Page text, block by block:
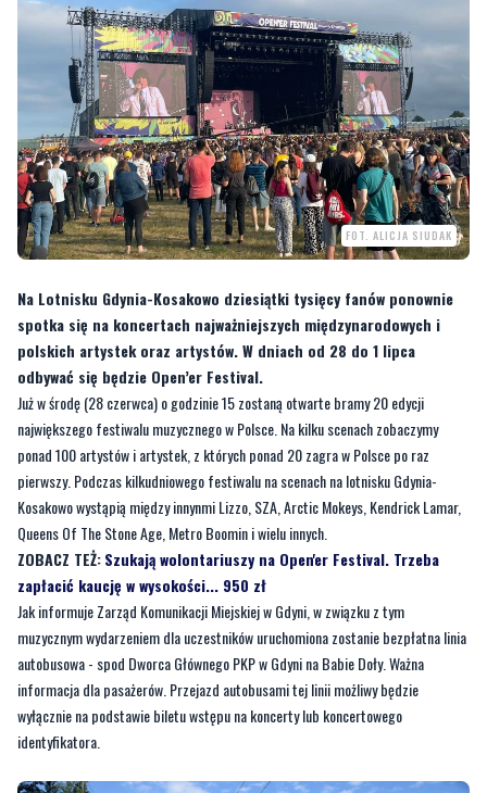
FOT. ALICJA SIUDAK
Na Lotnisku Gdynia-Kosakowo dziesiątki tysięcy fanów ponownie
spotka się na koncertach najważniejszych międzynarodowych i
odbywać się będzie Open’er Festival.
Już w środę (28 czerwca) o godzinie 15 zostaną otwarte bramy 20 edycji
największego festiwalu muzycznego w Polsce. Na kilku scenach zobaczymy
ponad 100 artystów i artystek, z których ponad 20 zagra w Polsce po raz
pierwszy. Podczas kilkudniowego festiwalu na scenach na lotnisku Gdynia-
Kosakowo wystąpią między innynmi Lizzo, SZA, Arctic Mokeys, Kendrick Lamar,
Queens Of The Stone Age, Metro Boomin i wielu innych.
ZOBACZ TEŻ:Szukają wolontariuszy na Open'er Festival. Trzeba
zapłacić kaucję w wysokości... 950 zł
Jak informuje Zarząd Komunikacji Miejskiej w Gdyni, w związku z tym
muzycznym wydarzeniem dla uczestników uruchomiona zostanie bezpłatna linia
autobusowa - spod Dworca Głównego PKP w Gdyni na Babie Doły. Ważna
informacja dla pasażerów. Przejazd autobusami tej linii możliwy będzie
wyłącznie na podstawie biletu wstępu na koncerty lub koncertowego
identyfikatora.